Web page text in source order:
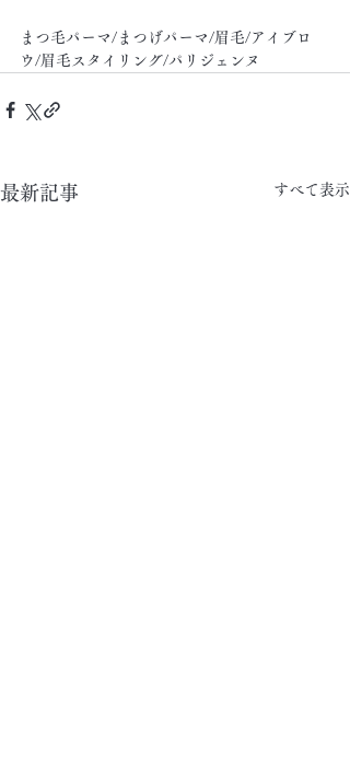
まつ毛パーマ/まつげパーマ/眉毛/アイブロ
ウ/眉毛スタイリング/パリジェンヌ
最新記事 すべて表示